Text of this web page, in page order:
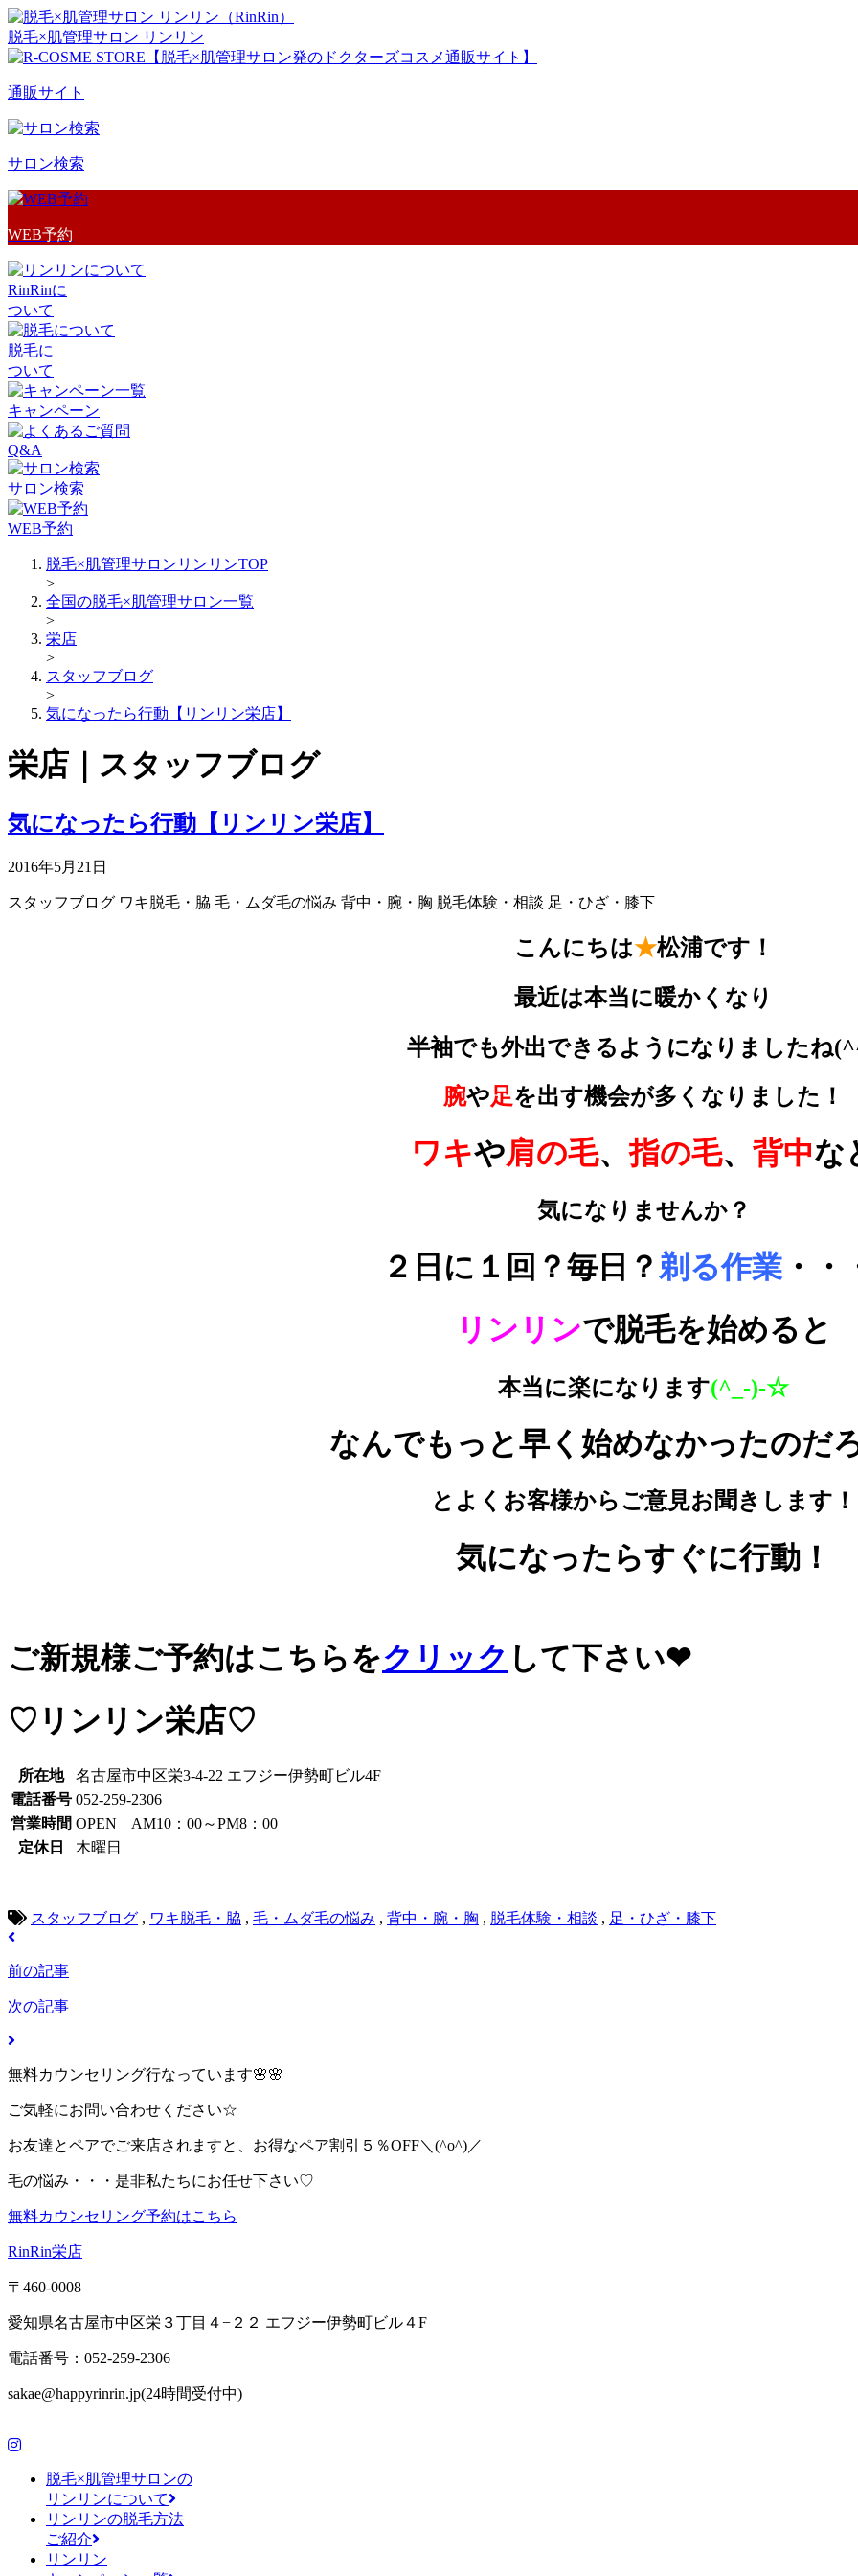
脱毛×肌管理サロン リンリン
通販サイト
サロン検索
WEB予約
RinRinに
ついて
脱毛に
ついて
キャンペーン
Q&A
サロン検索
WEB予約
脱毛×肌管理サロンリンリンTOP
>
全国の脱毛×肌管理サロン一覧
>
栄店
>
スタッフブログ
>
気になったら行動【リンリン栄店】
栄店｜スタッフブログ
気になったら行動【リンリン栄店】
2016年5月21日
スタッフブログ ワキ脱毛・脇 毛・ムダ毛の悩み 背中・腕・胸 脱毛体験・相談 足・ひざ・膝下
こんにちは★松浦です！
最近は本当に暖かくなり
半袖でも外出できるようになりましたね
腕や足を出す機会が多くなりました！
ワキや肩の毛、指の毛、 背中な
気になりませんか？
２日に１回？毎日？ 剃る作業 ・・
リンリンで脱毛を始めると
本当に楽になります(^_-)-☆
なんでもっと早く始めなかったのだ
とよくお客様からご意見お聞きします！
気になったらすぐに行動！
ご新規様ご予約はこちらをクリック して下さい❤
♡リンリン栄店♡
所在地
名古屋市中区栄3-4-22 エフジー伊勢町ビル4F
電話番号 052-259-2306
営業時間 OPEN AM10：00～PM8：00
定休日
木曜日
スタッフブログ , ワキ脱毛・脇 , 毛・ムダ毛の悩み , 背中・腕・胸 , 脱毛体験・相談 , 足・ひざ・膝下
前の記事
次の記事
無料カウンセリング行なっています🌸🌸
ご気軽にお問い合わせください☆
お友達とペアでご来店されますと、お得なペア割引５％OFF＼(^o^)／
毛の悩み・・・是非私たちにお任せ下さい♡
無料カウンセリング予約はこちら
RinRin栄店
〒460-0008
愛知県名古屋市中区栄３丁目４−２２ エフジー伊勢町ビル４F
電話番号：052-259-2306
sakae@happyrinrin.jp(24時間受付中)
脱毛×肌管理サロンの
リンリンについて
リンリンの脱毛方法
ご紹介
リンリン